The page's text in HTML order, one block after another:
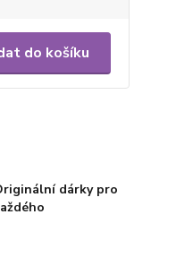
do košíku
dárky pro